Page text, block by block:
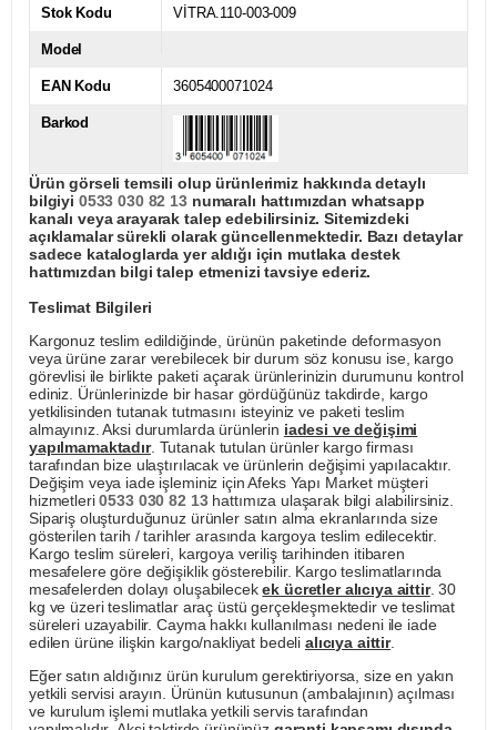
Stok Kodu VİTRA.110-003-009
Model
EAN Kodu 3605400071024
Barkod
Ürün görseli temsili olup ürünlerimiz hakkında detaylı
bilgiyi 0533 030 82 13numaralı hattımızdan whatsapp
kanalı veya arayarak talep edebilirsiniz. Sitemizdeki
açıklamalar sürekli olarak güncellenmektedir. Bazı detaylar
sadece kataloglarda yer aldığı için mutlaka destek
hattımızdan bilgi talep etmenizi tavsiye ederiz.
Teslimat Bilgileri
Kargonuz teslim edildiğinde, ürünün paketinde deformasyon
veya ürüne zarar verebilecek bir durum söz konusu ise, kargo
görevlisi ile birlikte paketi açarak ürünlerinizin durumunu kontrol
ediniz. Ürünlerinizde bir hasar gördüğünüz takdirde, kargo
yetkilisinden tutanak tutmasını isteyiniz ve paketi teslim
almayınız. Aksi durumlarda ürünlerin iadesi ve değişimi
yapılmamaktadır. Tutanak tutulan ürünler kargo firması
tarafından bize ulaştırılacak ve ürünlerin değişimi yapılacaktır.
Değişim veya iade işleminiz için Afeks Yapı Market müşteri
hizmetleri0533 030 82 13hattımıza ulaşarak bilgi alabilirsiniz.
Sipariş oluşturduğunuz ürünler satın alma ekranlarında size
gösterilen tarih / tarihler arasında kargoya teslim edilecektir.
Kargo teslim süreleri, kargoya veriliş tarihinden itibaren
mesafelere göre değişiklik gösterebilir. Kargo teslimatlarında
mesafelerden dolayı oluşabilecekek ücretler alıcıya aittir. 30
kg ve üzeri teslimatlar araç üstü gerçekleşmektedir ve teslimat
süreleri uzayabilir. Cayma hakkı kullanılması nedeni ile iade
edilen ürüne ilişkin kargo/nakliyat bedeli alıcıya aittir.
Eğer satın aldığınız ürün kurulum gerektiriyorsa, size en yakın
yetkili servisi arayın. Ürünün kutusunun (ambalajının) açılması
ve kurulum işlemi mutlaka yetkili servis tarafından